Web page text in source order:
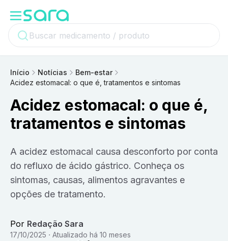
Início Notícias
Bem-estar
Acidez estomacal: o que é, tratamentos e sintomas
Acidez estomacal: o que é,
tratamentos e sintomas
A acidez estomacal causa desconforto por conta
do refluxo de ácido gástrico. Conheça os
sintomas, causas, alimentos agravantes e
opções de tratamento.
Por Redação Sara
17/10/2025 Atualizado há 10 meses